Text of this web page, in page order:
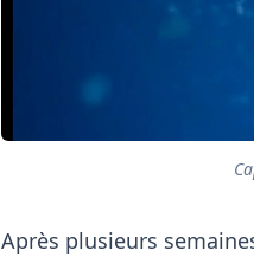
Après plusieurs